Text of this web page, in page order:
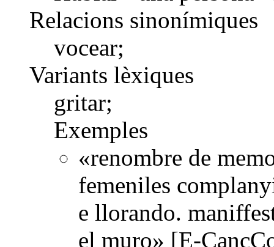
Relacions sinonímiques
vocear;
Variants lèxiques
gritar;
Exemples
«renombre de
femeniles
e llorando.
el muro» [E-